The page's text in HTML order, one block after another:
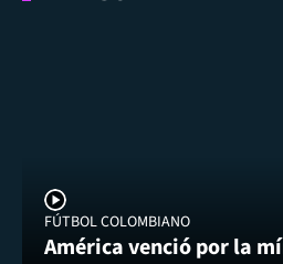
FÚTBOL COLOMBIANO
América venció por la